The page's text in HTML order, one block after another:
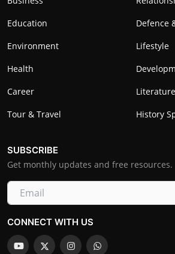
Education
Defence
Environment
Lifestyle
Health
Career
Literature
Tour & Travel
History
SUBSCRIBE
Get monthly updates and free resources.
CONNECT WITH US